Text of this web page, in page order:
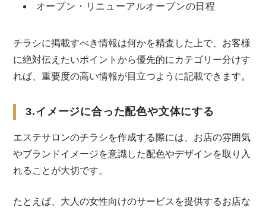
オープン・リニューアルオープンの日程
チラシに掲載すべき情報は何かを精査した上で、お客様
に絶対伝えたいポイントから優先的にカテゴリー分けす
れば、重要度の高い情報が目立つように記載できます。
3.イメージに合った配色や文体にする
エステサロンのチラシを作成する際には、お店の雰囲気
やブランドイメージを意識した配色やデザインを取り入
れることが大切です。
たとえば、大人の女性向けのサービスを提供するお店な